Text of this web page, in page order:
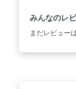
ム成分が豊富
方におすすめ
ッシュを探し
【お肌への刺
みんなのレ
まだレビュー